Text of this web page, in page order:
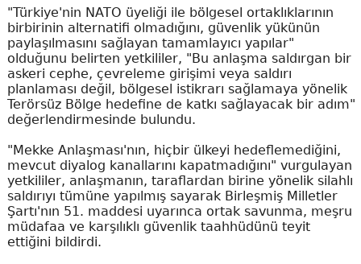
"Türkiye'nin NATO üyeliği ile bölgesel ortaklıklarının
birbirinin alternatifi olmadığını, güvenlik yükünün
paylaşılmasını sağlayan tamamlayıcı yapılar"
olduğunu belirten yetkililer, "Bu anlaşma saldırgan bir
askeri cephe, çevreleme girişimi veya saldırı
planlaması değil, bölgesel istikrarı sağlamaya yönelik
Terörsüz Bölge hedefine de katkı sağlayacak bir adım"
değerlendirmesinde bulundu.
"Mekke Anlaşması'nın, hiçbir ülkeyi hedeflemediğini,
mevcut diyalog kanallarını kapatmadığını" vurgulayan
yetkililer, anlaşmanın, taraflardan birine yönelik silahlı
saldırıyı tümüne yapılmış sayarak Birleşmiş Milletler
Şartı'nın 51. maddesi uyarınca ortak savunma, meşru
müdafaa ve karşılıklı güvenlik taahhüdünü teyit
ettiğini bildirdi.